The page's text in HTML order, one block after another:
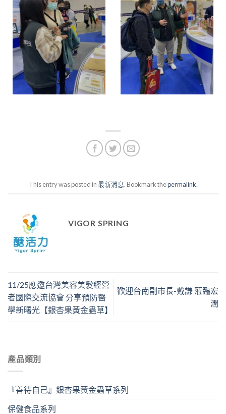
This entry was posted in最新消息. Bookmark thepermalink.
VIGOR SPRING
11/25應邀台灣美容美髮經營
者國際交流協會 分享預防醫
學新曙光【銀杏果黃金蟲草】
歡迎台南副市長-戴謙 蒞臨宏
潤
產品類別
『善待自己』銀杏果黃金蟲草系列
保健食品系列